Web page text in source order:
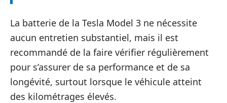
La batterie de la Tesla Model 3 ne nécessite
aucun entretien substantiel, mais il est
recommandé de la faire vérifier régulièrement
pour s’assurer de sa performance et de sa
longévité, surtout lorsque le véhicule atteint
des kilométrages élevés.